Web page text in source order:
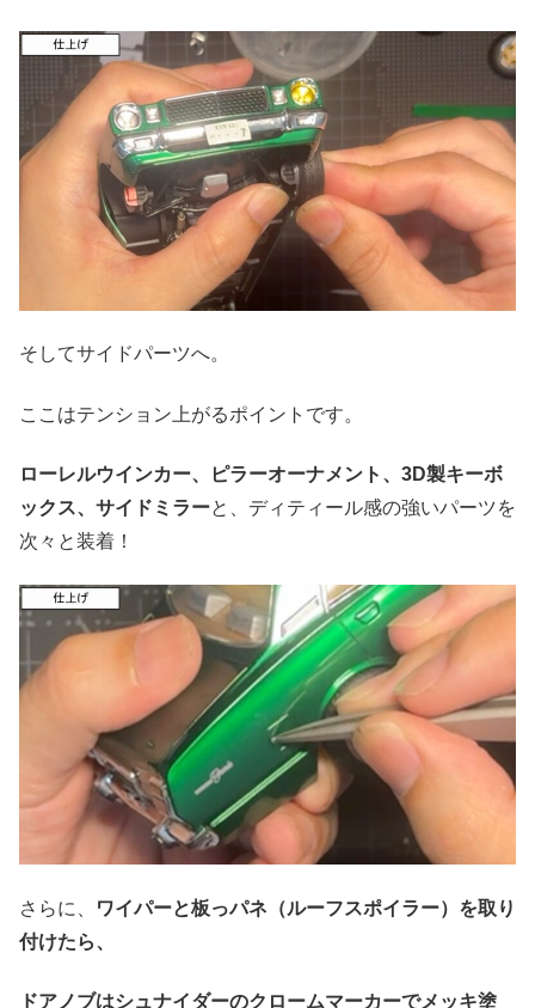
そしてサイドパーツへ。
ここはテンション上がるポイントです。
ローレルウインカー、ピラーオーナメント、3D製キーボ
ックス、サイドミラーと、ディティール感の強いパーツを
次々と装着！
さらに、
ワイパーと板っパネ（ルーフスポイラー）を取り
付けたら、
ドアノブはシュナイダーのクロームマーカーでメッキ塗